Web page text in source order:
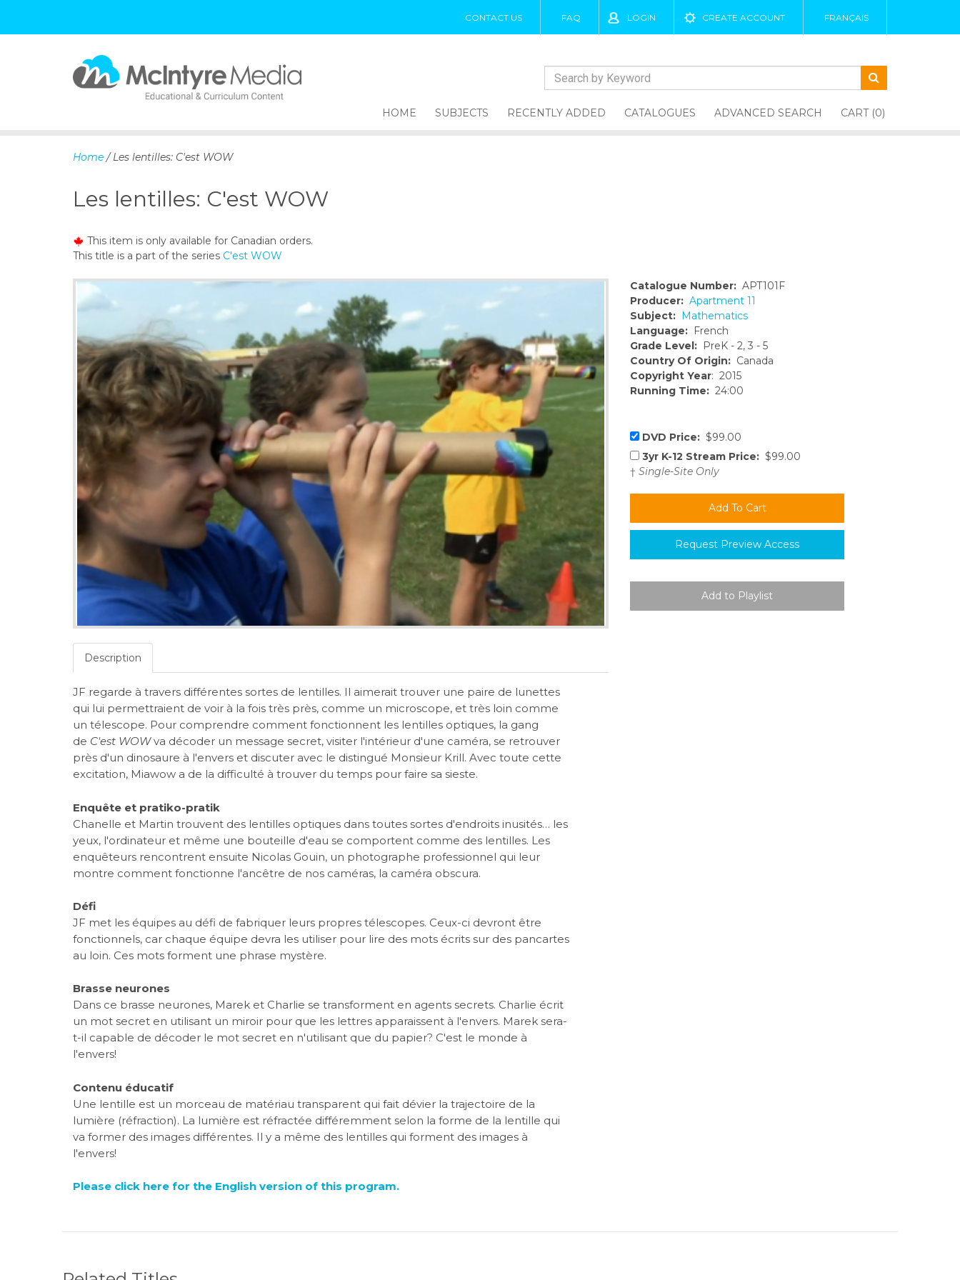
CONTACT US FAQ LOGIN CREATE ACCOUNT FRANÇAIS
c
t
HOME SUBJECTS RECENTLY ADDED CATALOGUES ADVANCED SEARCH CART (0)
Home / Les lentilles: C'est WOW
Les lentilles: C'est WOW
This item is only available for Canadian orders.
This title is a part of the series C'est WOW
Catalogue Number: APT101F
Producer: Apartment 11
Subject: Mathematics
Language: French
Grade Level: PreK - 2, 3 - 5
Country Of Origin: Canada
Copyright Year: 2015
Running Time: 24:00
DVD Price: $99.00
3yr K-12 Stream Price: $99.00
† Single-Site Only
Request Preview Access
Description
JF regarde à travers différentes sortes de lentilles. Il aimerait trouver une paire de lunettes
qui lui permettraient de voir à la fois très près, comme un microscope, et très loin comme
un télescope. Pour comprendre comment fonctionnent les lentilles optiques, la gang
de C'est WOWva décoder un message secret, visiter l'intérieur d'une caméra, se retrouver
près d'un dinosaure à l'envers et discuter avec le distingué Monsieur Krill. Avec toute cette
excitation, Miawow a de la difficulté à trouver du temps pour faire sa sieste.
Enquête et pratiko-pratik
Chanelle et Martin trouvent des lentilles optiques dans toutes sortes d'endroits inusités… les
yeux, l'ordinateur et même une bouteille d'eau se comportent comme des lentilles. Les
enquêteurs rencontrent ensuite Nicolas Gouin, un photographe professionnel qui leur
montre comment fonctionne l'ancêtre de nos caméras, la caméra obscura.
Défi
JF met les équipes au défi de fabriquer leurs propres télescopes. Ceux-ci devront être
fonctionnels, car chaque équipe devra les utiliser pour lire des mots écrits sur des pancartes
au loin. Ces mots forment une phrase mystère.
Brasse neurones
Dans ce brasse neurones, Marek et Charlie se transforment en agents secrets. Charlie écrit
un mot secret en utilisant un miroir pour que les lettres apparaissent à l'envers. Marek sera-
t-il capable de décoder le mot secret en n'utilisant que du papier? C'est le monde à
l'envers!
Contenu éducatif
Une lentille est un morceau de matériau transparent qui fait dévier la trajectoire de la
lumière (réfraction). La lumière est réfractée différemment selon la forme de la lentille qui
va former des images différentes. Il y a même des lentilles qui forment des images à
l'envers!
Please click here for the English version of this program.